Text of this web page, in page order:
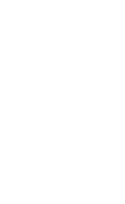
knappar. Inga fickor.